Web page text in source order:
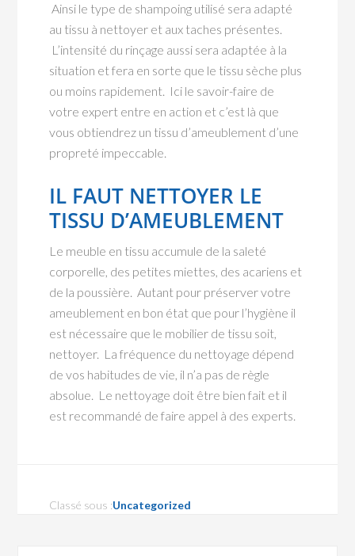
Ainsi le type de shampoing utilisé sera adapté
au tissu à nettoyer et aux taches présentes.
L’intensité du rinçage aussi sera adaptée à la
situation et fera en sorte que le tissu sèche plus
ou moins rapidement. Ici le savoir-faire de
votre expert entre en action et c’est là que
vous obtiendrez un tissu d’ameublement d’une
propreté impeccable.
IL FAUT NETTOYER LE
TISSU D’AMEUBLEMENT
Le meuble en tissu accumule de la saleté
corporelle, des petites miettes, des acariens et
de la poussière. Autant pour préserver votre
ameublement en bon état que pour l’hygiène il
est nécessaire que le mobilier de tissu soit,
nettoyer. La fréquence du nettoyage dépend
de vos habitudes de vie, il n’a pas de règle
absolue. Le nettoyage doit être bien fait et il
est recommandé de faire appel à des experts.
Classé sous :Uncategorized